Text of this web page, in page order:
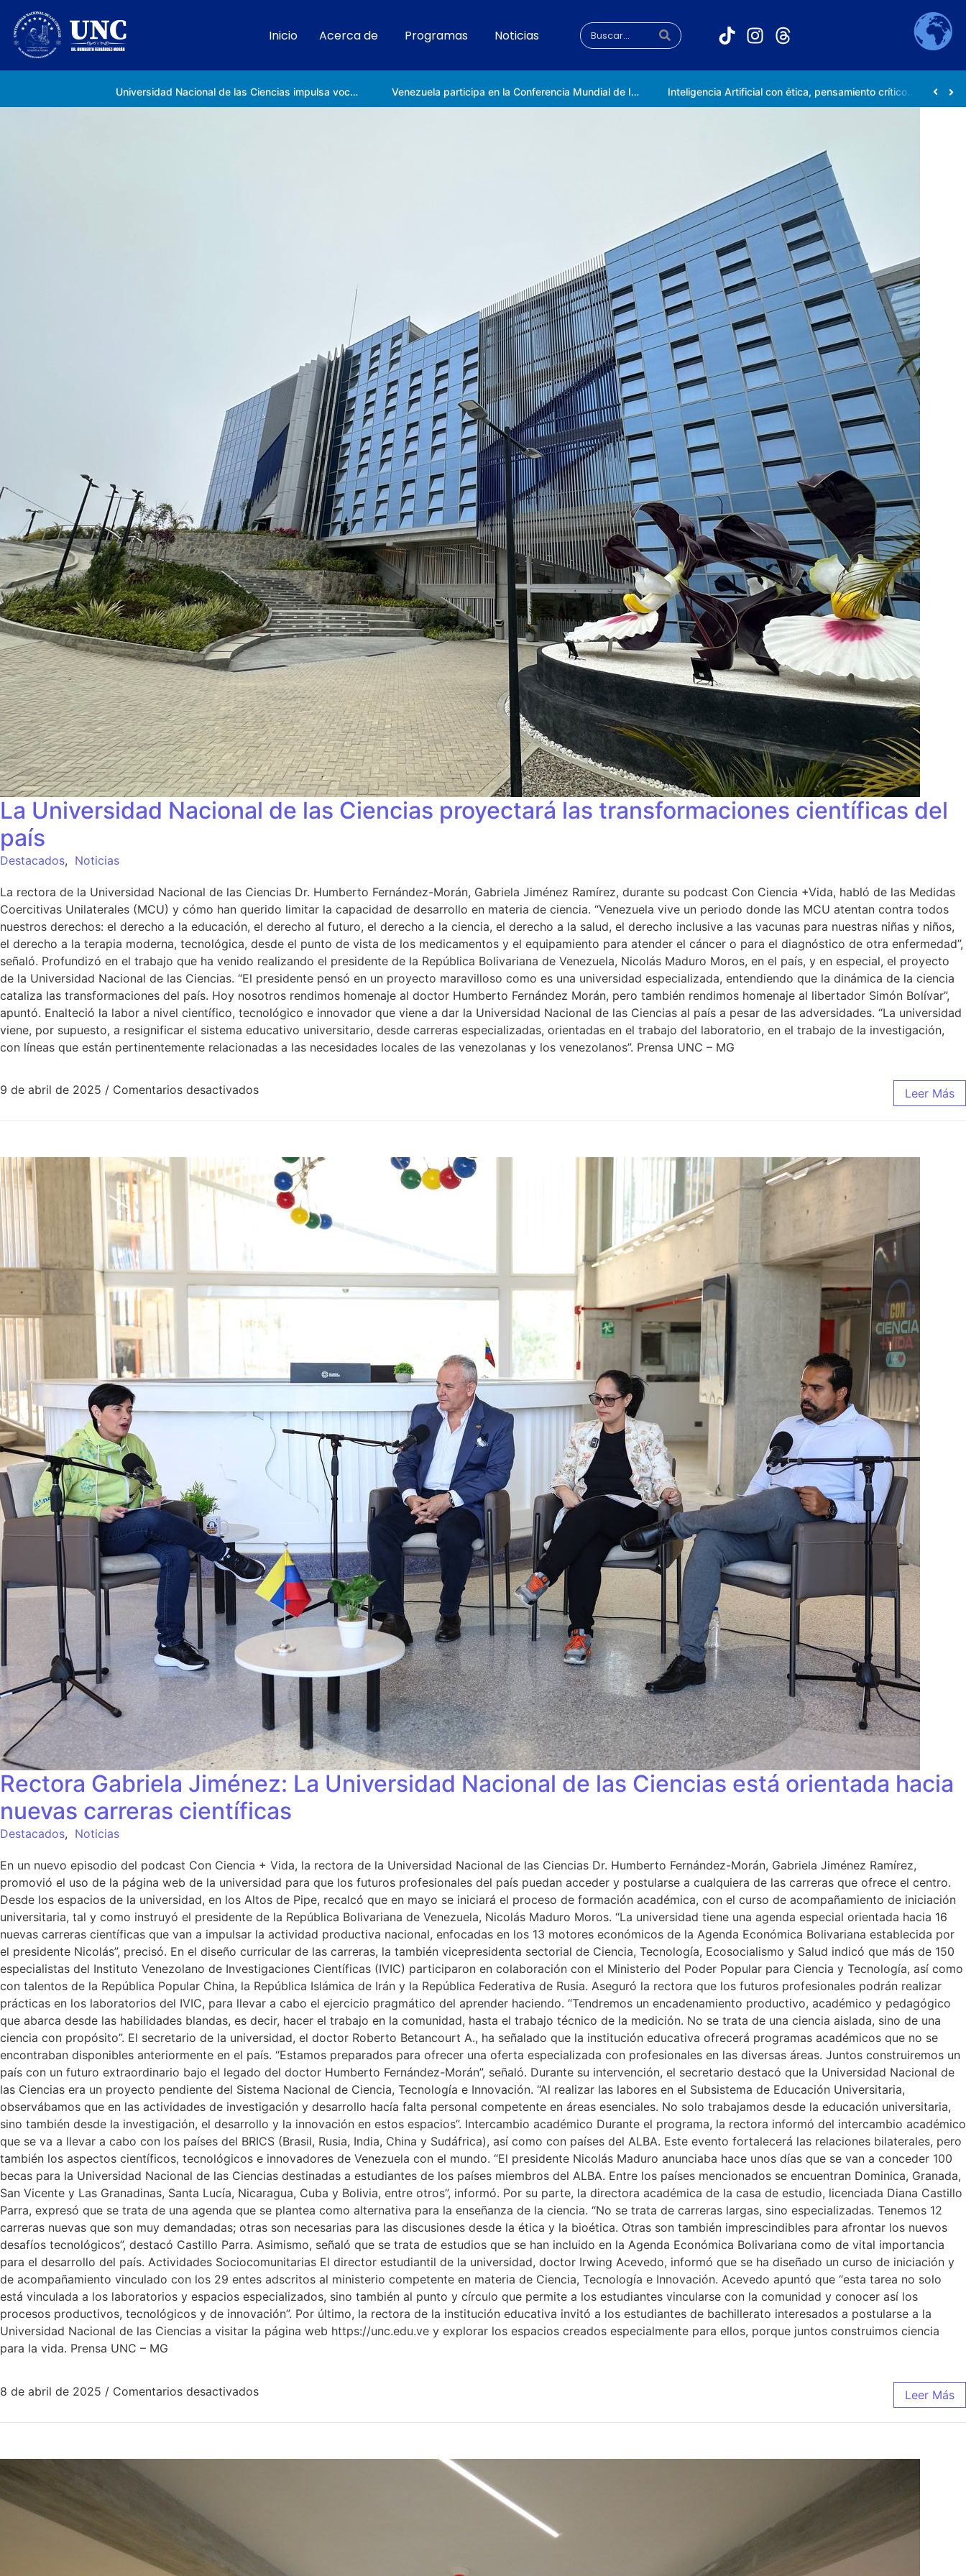
Inicio Acerca de Programas Noticias
Universidad Nacional de las Ciencias impulsa vocaciones científicas en la Expoferia de Oportunidades de Estudio 2026 Venezuela participa en la Conferencia Mundial de Inteligencia Artificial en Shanghái Inteligencia Artificial con ética, pensamiento crítico y compromiso social
La Universidad Nacional de las Ciencias proyectará las transformaciones científicas del
país
Destacados, Noticias
La rectora de la Universidad Nacional de las Ciencias Dr. Humberto Fernández-Morán, Gabriela Jiménez Ramírez, durante su podcast Con Ciencia +Vida, habló de las Medidas
Coercitivas Unilaterales (MCU) y cómo han querido limitar la capacidad de desarrollo en materia de ciencia. “Venezuela vive un periodo donde las MCU atentan contra todos
nuestros derechos: el derecho a la educación, el derecho al futuro, el derecho a la ciencia, el derecho a la salud, el derecho inclusive a las vacunas para nuestras niñas y niños,
el derecho a la terapia moderna, tecnológica, desde el punto de vista de los medicamentos y el equipamiento para atender el cáncer o para el diagnóstico de otra enfermedad”,
señaló. Profundizó en el trabajo que ha venido realizando el presidente de la República Bolivariana de Venezuela, Nicolás Maduro Moros, en el país, y en especial, el proyecto
de la Universidad Nacional de las Ciencias. “El presidente pensó en un proyecto maravilloso como es una universidad especializada, entendiendo que la dinámica de la ciencia
cataliza las transformaciones del país. Hoy nosotros rendimos homenaje al doctor Humberto Fernández Morán, pero también rendimos homenaje al libertador Simón Bolívar”,
apuntó. Enalteció la labor a nivel científico, tecnológico e innovador que viene a dar la Universidad Nacional de las Ciencias al país a pesar de las adversidades. “La universidad
viene, por supuesto, a resignificar el sistema educativo universitario, desde carreras especializadas, orientadas en el trabajo del laboratorio, en el trabajo de la investigación,
con líneas que están pertinentemente relacionadas a las necesidades locales de las venezolanas y los venezolanos”. Prensa UNC – MG
9 de abril de 2025 / Comentarios desactivados Leer Más
Rectora Gabriela Jiménez: La Universidad Nacional de las Ciencias está orientada hacia
nuevas carreras científicas
Destacados, Noticias
En un nuevo episodio del podcast Con Ciencia + Vida, la rectora de la Universidad Nacional de las Ciencias Dr. Humberto Fernández-Morán, Gabriela Jiménez Ramírez,
promovió el uso de la página web de la universidad para que los futuros profesionales del país puedan acceder y postularse a cualquiera de las carreras que ofrece el centro.
Desde los espacios de la universidad, en los Altos de Pipe, recalcó que en mayo se iniciará el proceso de formación académica, con el curso de acompañamiento de iniciación
universitaria, tal y como instruyó el presidente de la República Bolivariana de Venezuela, Nicolás Maduro Moros. “La universidad tiene una agenda especial orientada hacia 16
nuevas carreras científicas que van a impulsar la actividad productiva nacional, enfocadas en los 13 motores económicos de la Agenda Económica Bolivariana establecida por
el presidente Nicolás”, precisó. En el diseño curricular de las carreras, la también vicepresidenta sectorial de Ciencia, Tecnología, Ecosocialismo y Salud indicó que más de 150
especialistas del Instituto Venezolano de Investigaciones Científicas (IVIC) participaron en colaboración con el Ministerio del Poder Popular para Ciencia y Tecnología, así como
con talentos de la República Popular China, la República Islámica de Irán y la República Federativa de Rusia. Aseguró la rectora que los futuros profesionales podrán realizar
prácticas en los laboratorios del IVIC, para llevar a cabo el ejercicio pragmático del aprender haciendo. “Tendremos un encadenamiento productivo, académico y pedagógico
que abarca desde las habilidades blandas, es decir, hacer el trabajo en la comunidad, hasta el trabajo técnico de la medición. No se trata de una ciencia aislada, sino de una
ciencia con propósito”. El secretario de la universidad, el doctor Roberto Betancourt A., ha señalado que la institución educativa ofrecerá programas académicos que no se
encontraban disponibles anteriormente en el país. “Estamos preparados para ofrecer una oferta especializada con profesionales en las diversas áreas. Juntos construiremos un
país con un futuro extraordinario bajo el legado del doctor Humberto Fernández-Morán”, señaló. Durante su intervención, el secretario destacó que la Universidad Nacional de
las Ciencias era un proyecto pendiente del Sistema Nacional de Ciencia, Tecnología e Innovación. “Al realizar las labores en el Subsistema de Educación Universitaria,
observábamos que en las actividades de investigación y desarrollo hacía falta personal competente en áreas esenciales. No solo trabajamos desde la educación universitaria,
sino también desde la investigación, el desarrollo y la innovación en estos espacios”. Intercambio académico Durante el programa, la rectora informó del intercambio académico
que se va a llevar a cabo con los países del BRICS (Brasil, Rusia, India, China y Sudáfrica), así como con países del ALBA. Este evento fortalecerá las relaciones bilaterales, pero
también los aspectos científicos, tecnológicos e innovadores de Venezuela con el mundo. “El presidente Nicolás Maduro anunciaba hace unos días que se van a conceder 100
becas para la Universidad Nacional de las Ciencias destinadas a estudiantes de los países miembros del ALBA. Entre los países mencionados se encuentran Dominica, Granada,
San Vicente y Las Granadinas, Santa Lucía, Nicaragua, Cuba y Bolivia, entre otros”, informó. Por su parte, la directora académica de la casa de estudio, licenciada Diana Castillo
Parra, expresó que se trata de una agenda que se plantea como alternativa para la enseñanza de la ciencia. “No se trata de carreras largas, sino especializadas. Tenemos 12
carreras nuevas que son muy demandadas; otras son necesarias para las discusiones desde la ética y la bioética. Otras son también imprescindibles para afrontar los nuevos
desafíos tecnológicos”, destacó Castillo Parra. Asimismo, señaló que se trata de estudios que se han incluido en la Agenda Económica Bolivariana como de vital importancia
para el desarrollo del país. Actividades Sociocomunitarias El director estudiantil de la universidad, doctor Irwing Acevedo, informó que se ha diseñado un curso de iniciación y
de acompañamiento vinculado con los 29 entes adscritos al ministerio competente en materia de Ciencia, Tecnología e Innovación. Acevedo apuntó que “esta tarea no solo
está vinculada a los laboratorios y espacios especializados, sino también al punto y círculo que permite a los estudiantes vincularse con la comunidad y conocer así los
procesos productivos, tecnológicos y de innovación”. Por último, la rectora de la institución educativa invitó a los estudiantes de bachillerato interesados a postularse a la
Universidad Nacional de las Ciencias a visitar la página web https://unc.edu.ve y explorar los espacios creados especialmente para ellos, porque juntos construimos ciencia
para la vida. Prensa UNC – MG
8 de abril de 2025 / Comentarios desactivados Leer Más